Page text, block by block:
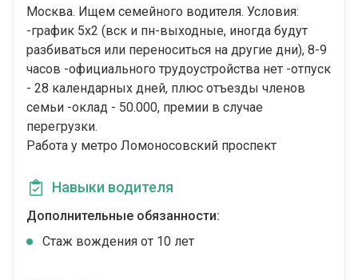
Москва. Ищем семейного водителя. Условия:
-график 5х2 (вск и пн-выходные, иногда будут
разбиваться или переноситься на другие дни), 8-9
часов -официального трудоустройства нет -отпуск
- 28 календарных дней, плюс отъезды членов
семьи -оклад - 50.000, премии в случае
перегрузки.
Работа у метро Ломоносовский проспект
Навыки водителя
Дополнительные обязанности:
Стаж вождения от 10 лет